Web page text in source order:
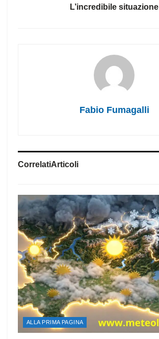
L’incredibile situazione
Fabio Fumagalli
CorrelatiArticoli
ALLA PRIMA PAGINA